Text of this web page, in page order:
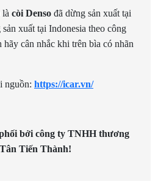
là còi Denso đã dừng sản xuất tại
xuất tại Indonesia theo công
cân nhắc khi trên bìa có nhãn
nguồn: https://icar.vn/
bởi công ty TNHH thương
Tiến Thành!